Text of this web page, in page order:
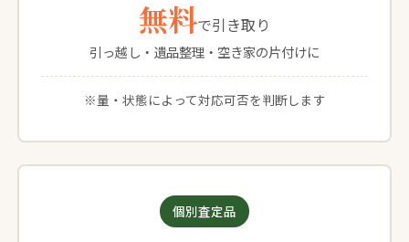
無料で引き取り
引っ越し・遺品整理・空き家の片付けに
※量・状態によって対応可否を判断します
個別査定品